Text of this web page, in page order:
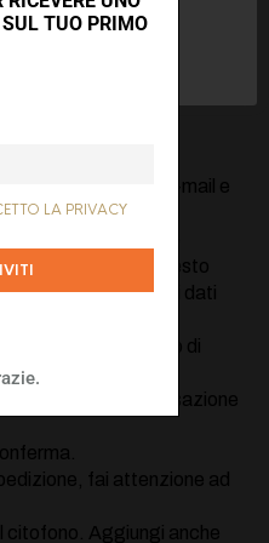
clicca su Paypal.
con la tua e-mail e
crearne uno nuovo
prepagata. In questo
di carta, compilare i dati
al sito di
in
richieste. A transazione
fai attenzione ad
citofono. Aggiungi anche
TUO PRIMO
LA PRIVACY